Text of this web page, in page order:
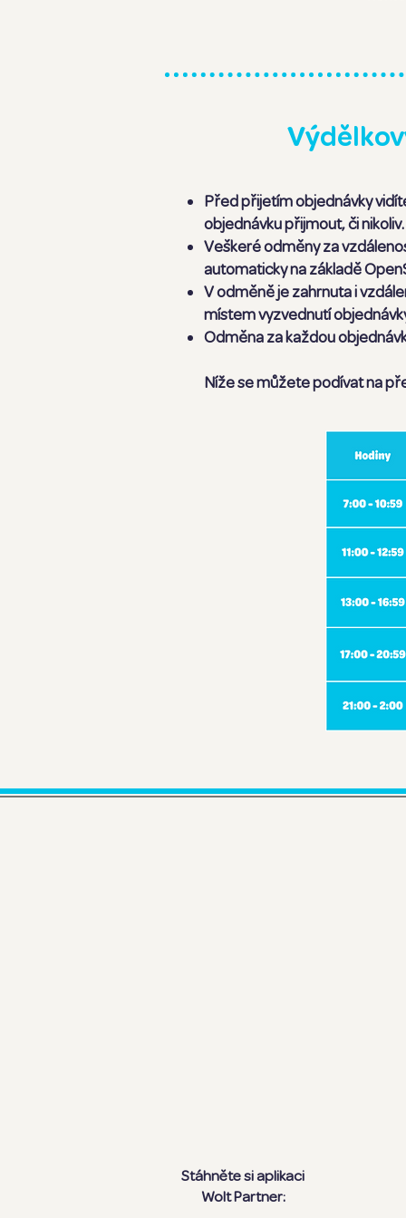
Před přijetím objednávky
objednávku přijmout, či nikoliv.
Veškeré odměny za
automaticky na základě
V odměně je zahrnuta i
místem vyzvednutí
Odměna za každou
Níže se můžete podívat na
Stáhněte si aplikaci
Wolt Partner: